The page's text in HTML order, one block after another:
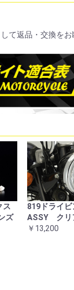
て返品・交換をお
ス
ズ
819ドライ
ASSY クリ
￥13,200